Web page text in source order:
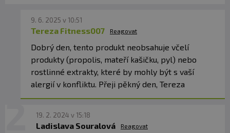
9. 6. 2025 v 10:51
Tereza Fitness007 Reagovat
Dobrý den, tento produkt neobsahuje včelí
produkty (propolis, mateří kašičku, pyl) nebo
rostlinné extrakty, které by mohly být s vaší
alergií v konfliktu. Přeji pěkný den, Tereza
19. 2. 2024 v 15:18
Ladislava Souralová Reagovat